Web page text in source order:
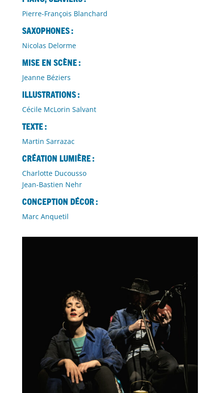
Pierre-François Blanchard
SAXOPHONES :
Nicolas Delorme
Mise en scène :
Jeanne Béziers
Illustrations :
Cécile McLorin Salvant
Texte :
Martin Sarrazac
Création lumière :
Charlotte Ducousso
Jean-Bastien Nehr
Conception décor :
Marc Anquetil